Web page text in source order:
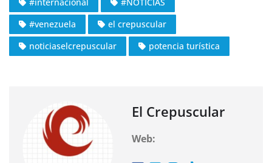
#venezuela
el crepuscular
noticiaselcrepuscular
potencia turística
El Crepuscular
Web: